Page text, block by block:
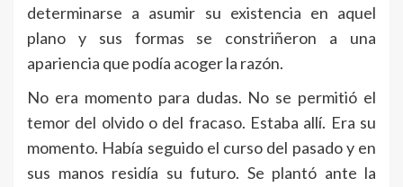
determinarse a asumir su existencia en aquel
plano y sus formas se constriñeron a una
apariencia que podía acoger la razón.
No era momento para dudas. No se permitió el
temor del olvido o del fracaso. Estaba allí. Era su
momento. Había seguido el curso del pasado y en
sus manos residía su futuro. Se plantó ante la